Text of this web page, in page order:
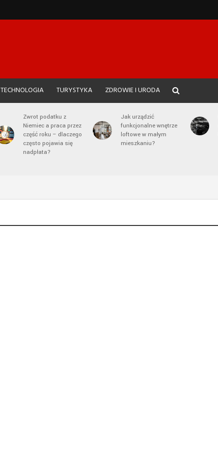
TECHNOLOGIA TURYSTYKA ZDROWIE I URODA
Zwrot podatku z
Niemiec a praca przez
część roku – dlaczego
często pojawia się
nadpłata?
Jak urządzić
funkcjonalne wnętrze
loftowe w małym
mieszkaniu?